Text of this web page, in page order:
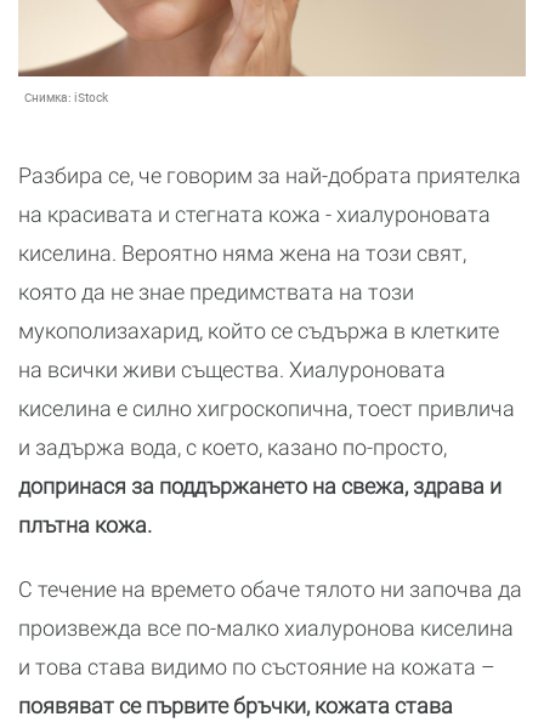
Снимка: iStock
Разбира се, че говорим за най-добрата приятелка
на красивата и стегната кожа - хиалуроновата
киселина. Вероятно няма жена на този свят,
която да не знае предимствата на този
мукополизахарид, който се съдържа в клетките
на всички живи същества. Хиалуроновата
киселина е силно хигроскопична, тоест привлича
и задържа вода, с което, казано по-просто,
допринася за поддържането на свежа, здрава и
плътна кожа.
С течение на времето обаче тялото ни започва да
произвежда все по-малко хиалуронова киселина
и това става видимо по състояние на кожата –
появяват се първите бръчки, кожата става